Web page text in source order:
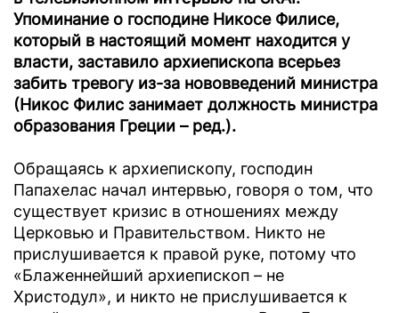
Упоминание о господине Никосе Филисе,
который в настоящий момент находится у
власти, заставило архиепископа всерьез
забить тревогу из-за нововведений министра
(Никос Филис занимает должность министра
образования Греции – ред.).
Обращаясь к архиепископу, господин
Папахелас начал интервью, говоря о том, что
существует кризис в отношениях между
Церковью и Правительством. Никто не
прислушивается к правой руке, потому что
«Блаженнейший архиепископ – не
Христодул», и никто не прислушивается к